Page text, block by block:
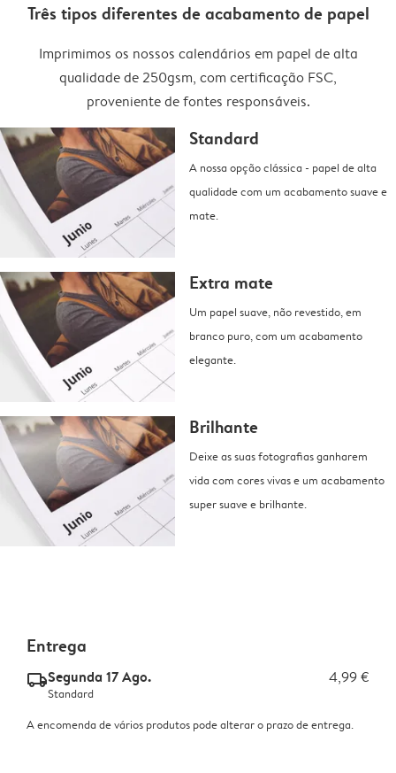
Três tipos diferentes de acabamento de papel
Imprimimos os nossos calendários em papel de alta
qualidade de 250gsm, com certificação FSC,
proveniente de fontes responsáveis.
Standard
A nossa opção clássica - papel de alta
qualidade com um acabamento suave e
mate.
Extra mate
Um papel suave, não revestido, em
branco puro, com um acabamento
elegante.
Brilhante
Deixe as suas fotografias ganharem
vida com cores vivas e um acabamento
super suave e brilhante.
Entrega
delivery_standard_v2Segunda 17 Ago. 4,99 €
Standard
A encomenda de vários produtos pode alterar o prazo de entrega.